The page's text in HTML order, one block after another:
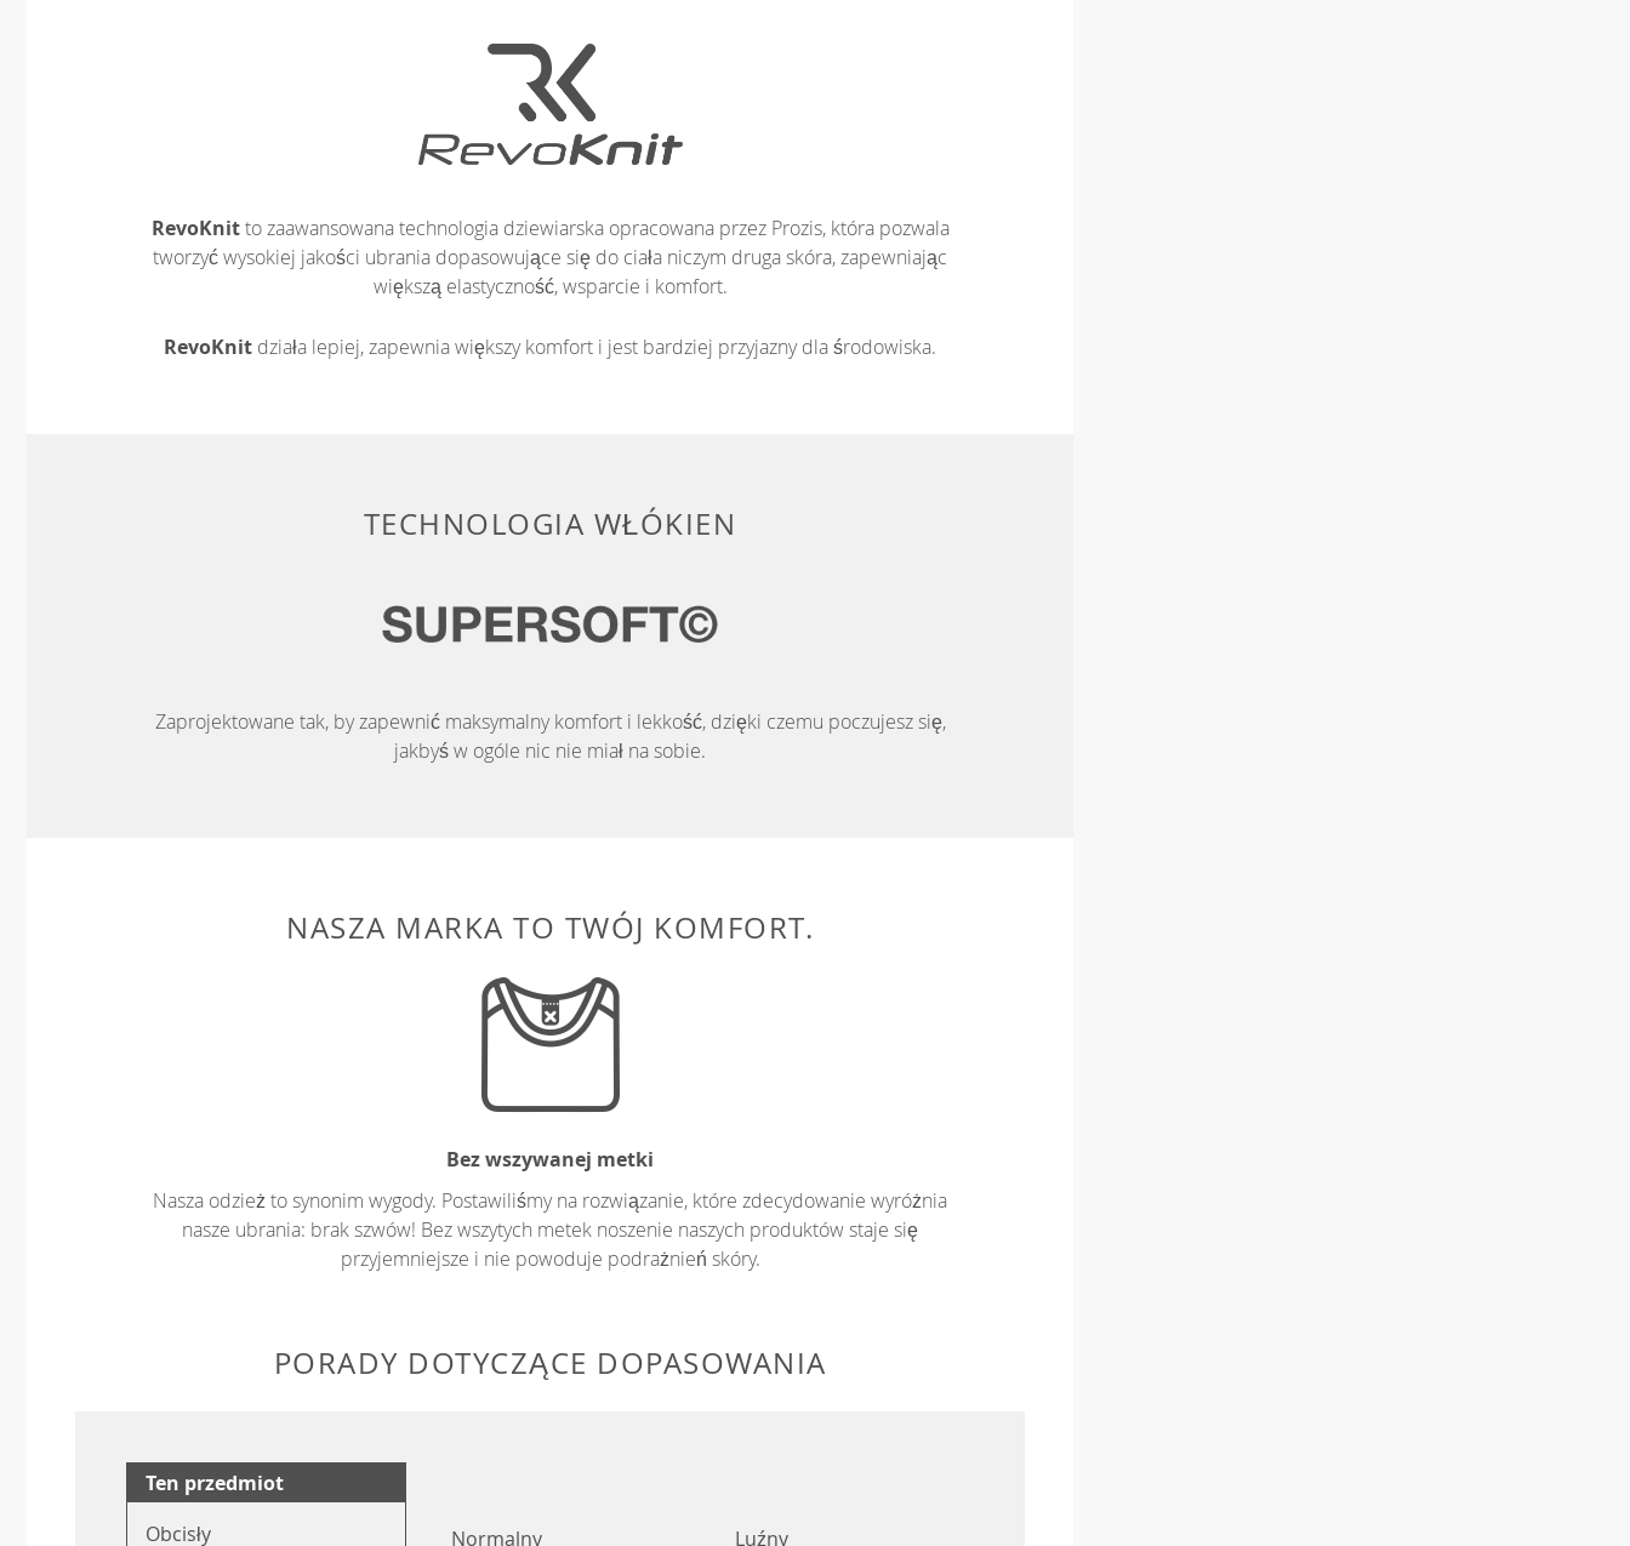
RevoKnitto zaawansowana technologia dziewiarska opracowana przez Prozis, która pozwala
tworzyć wysokiej jakości ubrania dopasowujące się do ciała niczym druga skóra, zapewniając
większą elastyczność, wsparcie i komfort.
RevoKnit działa lepiej, zapewnia większy komfort i jest bardziej przyjazny dla środowiska.
TECHNOLOGIA WŁÓKIEN
Zaprojektowane tak, by zapewnić maksymalny komfort i lekkość, dzięki czemu poczujesz się,
jakbyś w ogóle nic nie miał na sobie.
NASZA MARKA TO TWÓJ KOMFORT.
Bez wszywanej metki
Nasza odzież to synonim wygody. Postawiliśmy na rozwiązanie, które zdecydowanie wyróżnia
nasze ubrania: brak szwów! Bez wszytych metek noszenie naszych produktów staje się
przyjemniejsze i nie powoduje podrażnień skóry.
PORADY DOTYCZĄCE DOPASOWANIA
Ten przedmiot
Obcisły
Normalny Luźny